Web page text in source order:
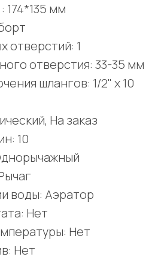
мм
отверстий: 1
отверстия: 33-35 мм
шлангов: 1/2" x 10
На заказ
10
воды: Аэратор
Нет
Нет
Нет